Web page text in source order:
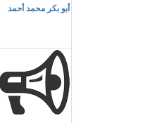
أبو بكر محمد أحمد